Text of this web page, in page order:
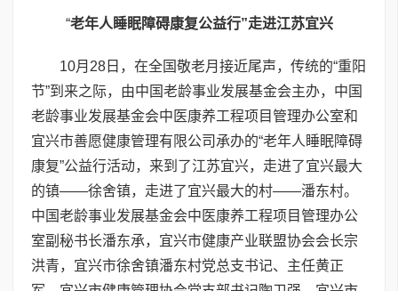
“老年人睡眠障碍康复公益行”走进江苏宜兴
10月28日，在全国敬老月接近尾声，传统的“重阳
节”到来之际，由中国老龄事业发展基金会主办，中国
老龄事业发展基金会中医康养工程项目管理办公室和
宜兴市善愿健康管理有限公司承办的“老年人睡眠障碍
康复”公益行活动，来到了江苏宜兴，走进了宜兴最大
的镇——徐舍镇，走进了宜兴最大的村——潘东村。
中国老龄事业发展基金会中医康养工程项目管理办公
室副秘书长潘东承，宜兴市健康产业联盟协会会长宗
洪青，宜兴市徐舍镇潘东村党总支书记、主任黄正